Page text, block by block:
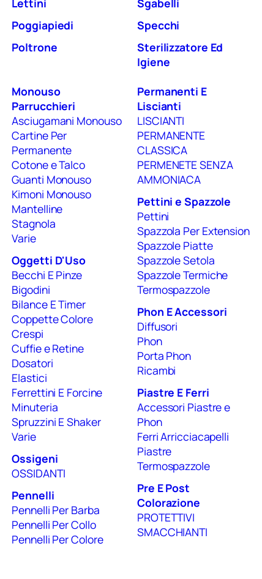
Lettini
Poggiapiedi
Poltrone
Sgabelli
Specchi
Sterilizzatore Ed
Igiene
Monouso
Parrucchieri
Asciugamani Monouso
Cartine Per
Permanente
Cotone e Talco
Guanti Monouso
Kimoni Monouso
Mantelline
Stagnola
Varie
Oggetti D'Uso
Becchi E Pinze
Bigodini
Bilance E Timer
Coppette Colore
Crespi
Cuffie e Retine
Dosatori
Elastici
Ferrettini E Forcine
Minuteria
Spruzzini E Shaker
Varie
Ossigeni
OSSIDANTI
Pennelli
Pennelli Per Barba
Pennelli Per Collo
Pennelli Per Colore
Permanenti E
Liscianti
LISCIANTI
PERMANENTE
CLASSICA
PERMENETE SENZA
AMMONIACA
Pettini e Spazzole
Pettini
Spazzola Per Extension
Spazzole Piatte
Spazzole Setola
Spazzole Termiche
Termospazzole
Phon E Accessori
Diffusori
Phon
Porta Phon
Ricambi
Piastre E Ferri
Accessori Piastre e
Phon
Ferri Arricciacapelli
Piastre
Termospazzole
Pre E Post
Colorazione
PROTETTIVI
SMACCHIANTI